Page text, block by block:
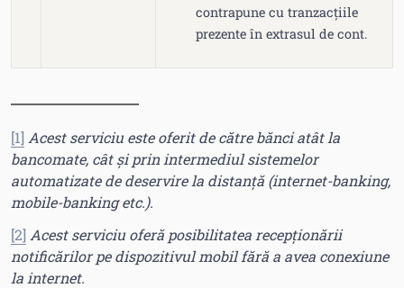
contrapune cu tranzacțiile
prezente în extrasul de cont.
[1] Acest serviciu este oferit de către bănci atât la
bancomate, cât și prin intermediul sistemelor
automatizate de deservire la distanță (internet-banking,
mobile-banking etc.).
[2] Acest serviciu oferă posibilitatea recepționării
notificărilor pe dispozitivul mobil fără a avea conexiune
la internet.